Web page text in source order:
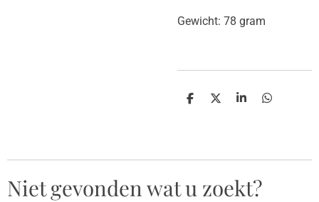
Gewicht: 78 gram
D
D
S
D
Niet gevonden wat u zoekt?